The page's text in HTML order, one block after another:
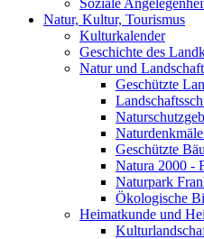
Soziale
Natur, Kultur, Tourismus
Kulturkalender
Geschichte des
Natur und Landschaft
Geschützte
Geschützte
Natura 2000 -
Naturpark
Ökologische
Heimatkunde und